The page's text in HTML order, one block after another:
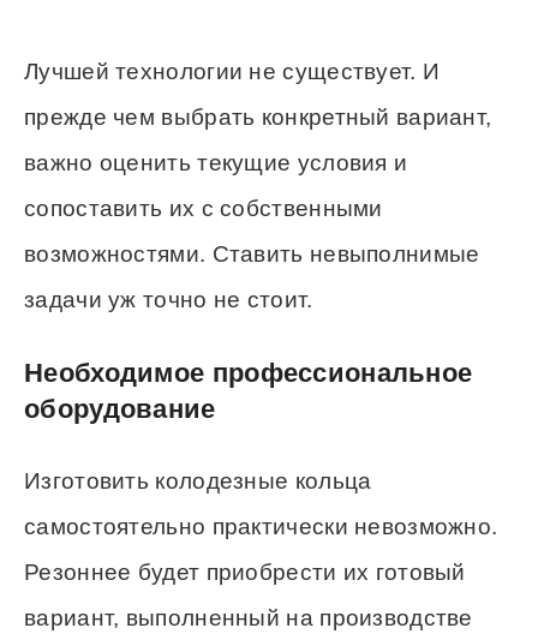
Лучшей технологии не существует. И
прежде чем выбрать конкретный вариант,
важно оценить текущие условия и
сопоставить их с собственными
возможностями. Ставить невыполнимые
задачи уж точно не стоит.
Необходимое профессиональное
оборудование
Изготовить колодезные кольца
самостоятельно практически невозможно.
Резоннее будет приобрести их готовый
вариант, выполненный на производстве